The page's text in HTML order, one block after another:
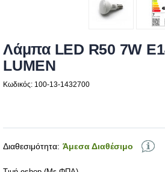
Λάμπα LED R50 7W
LUMEN
Κωδικός: 100-13-1432700
Διαθεσιμότητα: Άμεσα Διαθέσιμο